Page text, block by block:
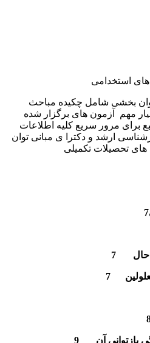
استخدامی
بخشی شامل چکیده مباحث
مهم آزمون های برگزار شده
برای مرور سریع کلیه اطلاعات
ارشد و دکترا ی مبانی توان
تحصیلات تکمیلی
7
حال
بازتوانى آن